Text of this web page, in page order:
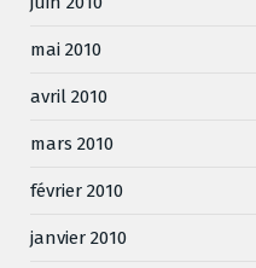
mai 2010
avril 2010
mars 2010
février 2010
janvier 2010